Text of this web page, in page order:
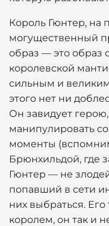
Король Гюнтер, на
могущественный
образ — это образ
королевской
сильным и
этого нет ни
Он завидует
манипулировать
моменты
Брюнхильдой, где
Гюнтер — не
попавший в сети
них выбраться. Его
королем, он так и